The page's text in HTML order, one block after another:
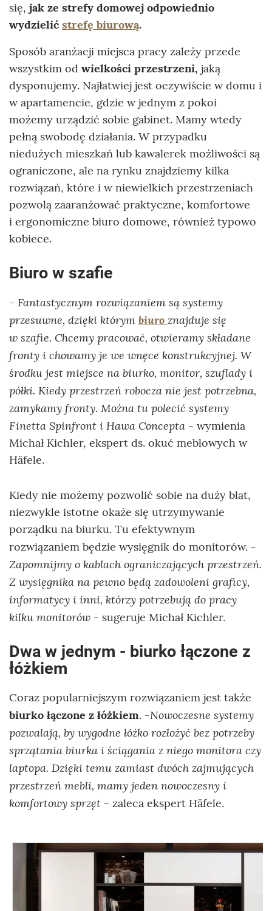
się, jak ze strefy domowej odpowiednio
wydzielić strefę biurową.
Sposób aranżacji miejsca pracy zależy przede
wszystkim od wielkości przestrzeni, jaką
dysponujemy. Najłatwiej jest oczywiście w domu i
w apartamencie, gdzie w jednym z pokoi
możemy urządzić sobie gabinet. Mamy wtedy
pełną swobodę działania. W przypadku
niedużych mieszkań lub kawalerek możliwości są
ograniczone, ale na rynku znajdziemy kilka
rozwiązań, które i w niewielkich przestrzeniach
pozwolą zaaranżować praktyczne, komfortowe
i ergonomiczne biuro domowe, również typowo
kobiece.
Biuro w szafie
- Fantastycznym rozwiązaniem są systemy
przesuwne, dzięki którym biuro znajduje się
w szafie. Chcemy pracować, otwieramy składane
fronty i chowamy je we wnęce konstrukcyjnej. W
środku jest miejsce na biurko, monitor, szuflady i
półki. Kiedy przestrzeń robocza nie jest potrzebna,
zamykamy fronty. Można tu polecić systemy
Finetta Spinfront i Hawa Concepta - wymienia
Michał Kichler, ekspert ds. okuć meblowych w
Häfele.
Kiedy nie możemy pozwolić sobie na duży blat,
niezwykle istotne okaże się utrzymywanie
porządku na biurku. Tu efektywnym
rozwiązaniem będzie wysięgnik do monitorów. -
Zapomnijmy o kablach ograniczających przestrzeń.
Z wysięgnika na pewno będą zadowoleni graficy,
informatycy i inni, którzy potrzebują do pracy
kilku monitorów - sugeruje Michał Kichler.
Dwa w jednym - biurko łączone z
łóżkiem
Coraz popularniejszym rozwiązaniem jest także
biurko łączone z łóżkiem. -Nowoczesne systemy
pozwalają, by wygodne łóżko rozłożyć bez potrzeby
sprzątania biurka i ściągania z niego monitora czy
laptopa. Dzięki temu zamiast dwóch zajmujących
przestrzeń mebli, mamy jeden nowoczesny i
komfortowy sprzęt - zaleca ekspert Häfele.